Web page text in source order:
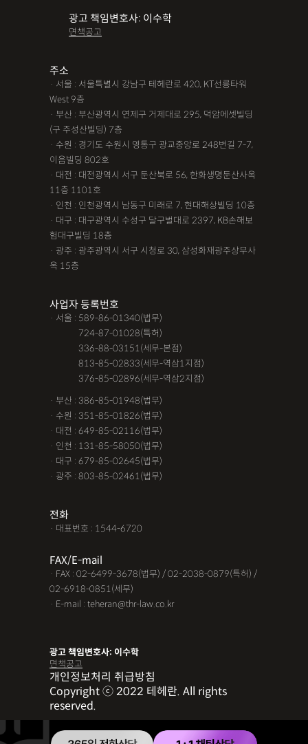
광고 책임변호사: 이수학
면책공고
주소
· 서울 : 서울특별시 강남구 테헤란로 420, KT선릉타워
West 9층
· 부산 : 부산광역시 연제구 거제대로 295, 덕암에셋빌딩
(구 주성산빌딩) 7층
· 수원 : 경기도 수원시 영통구 광교중앙로 248번길 7-7,
이음빌딩 802호
· 대전 : 대전광역시 서구 둔산북로 56, 한화생명둔산사옥
11층 1101호
· 인천 : 인천광역시 남동구 미래로 7, 현대해상빌딩 10층
· 대구 : 대구광역시 수성구 달구벌대로 2397, KB손해보
험대구빌딩 18층
· 광주 : 광주광역시 서구 시청로 30, 삼성화재광주상무사
옥 15층
사업자 등록번호
· 서울 : 589-86-01340(법무)
724-87-01028(특허)
336-88-03151(세무-본점)
813-85-02833(세무-역삼1지점)
376-85-02896(세무-역삼2지점)
· 부산 : 386-85-01948(법무)
· 수원 : 351-85-01826(법무)
· 대전 : 649-85-02116(법무)
· 인천 : 131-85-58050(법무)
· 대구 : 679-85-02645(법무)
· 광주 : 803-85-02461(법무)
전화
· 대표번호 : 1544-6720
FAX/E-mail
· FAX : 02-6499-3678(법무) / 02-2038-0879(특허) /
02-6918-0851(세무)
· E-mail : teheran@thr-law.co.kr
광고 책임변호사: 이수학
면책공고
개인정보처리 취급방침
Copyright ⓒ 2022 테헤란. All rights
reserved.